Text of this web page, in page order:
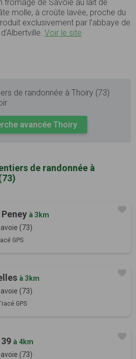
fromage de Savoie au lait de
molle, à croûte lavée, proche du
exclusivement par l’abbaye de
Voir le site
de randonnée à Thoiry (73)
avancée Thoiry
de randonnée à
à 3km
(73)
GPS
à 3km
(73)
GPS
à 4km
(73)